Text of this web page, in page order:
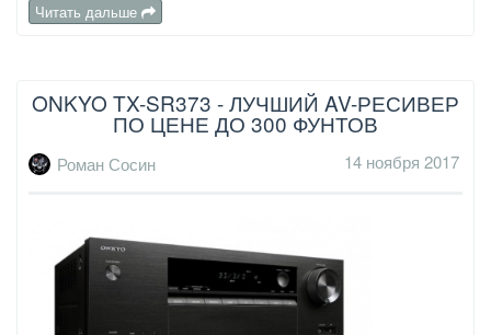
Читать дальше
ONKYO TX-SR373 - ЛУЧШИЙ AV-РЕСИВЕР
ПО ЦЕНЕ ДО 300 ФУНТОВ
Роман Сосин 14 ноября 2017